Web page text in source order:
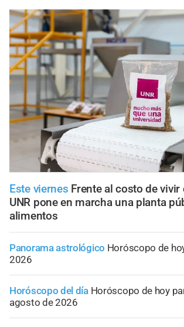
Este viernes Frente al costo de vivir
UNR pone en marcha una planta
alimentos
Panorama astrológico Horóscopo de
2026
Horóscopo del día Horóscopo de hoy
agosto de 2026